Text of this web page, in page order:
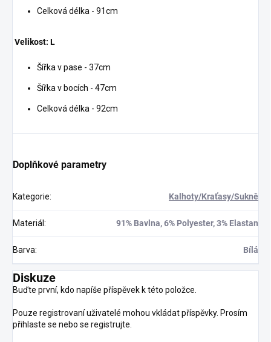
Celková délka - 91cm
Velikost: L
Šířka v pase - 37cm
Šířka v bocích - 47cm
Celková délka - 92cm
Doplňkové parametry
Kategorie: Kalhoty/Kraťasy/Sukně
Materiál: 91% Bavlna, 6% Polyester, 3% Elastan
Barva: Bílá
Diskuze
Buďte první, kdo napíše příspěvek k této položce.
Pouze registrovaní uživatelé mohou vkládat příspěvky. Prosím
přihlaste se nebo se registrujte.